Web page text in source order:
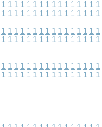
1 1 1 1 1 1 1 1 1 1 1 1 1 1 1 1
1 1 1 1 1 1 1 1 1 1 1 1 1 1 1 1
1 1 1 1 1 1 1 1 1 1 1 1 1 1 1 1
1 1 1 1 1 1 1 1 1 1 1 1 1 1 1 1
1 1 1 1 1 1 1 1 1 1 1 1 1 1 1 1
1 1 1 1 1 1 1 1 1 1 1 1 1 1 1 1